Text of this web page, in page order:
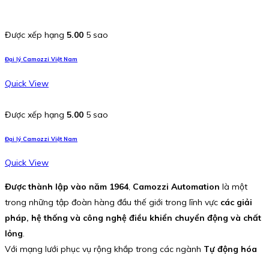
Được xếp hạng 5.00 5 sao
Đại lý Camozzi Việt Nam
Quick View
Được xếp hạng 5.00 5 sao
Đại lý Camozzi Việt Nam
Quick View
Được thành lập vào năm 1964, Camozzi Automation là một
trong những tập đoàn hàng đầu thế giới trong lĩnh vực các giải
pháp, hệ thống và công nghệ điều khiển chuyển động và chất
lỏng.
Với mạng lưới phục vụ rộng khắp trong các ngành Tự động hóa